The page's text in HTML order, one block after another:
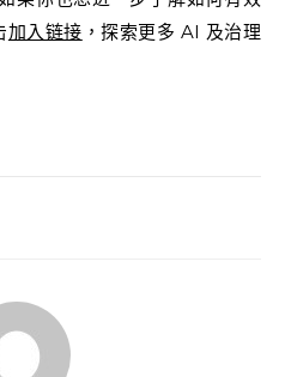
加入链接 ，探索更多 AI 及治理